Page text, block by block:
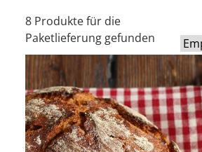
8 Produkte für die
Paketlieferung gefunden